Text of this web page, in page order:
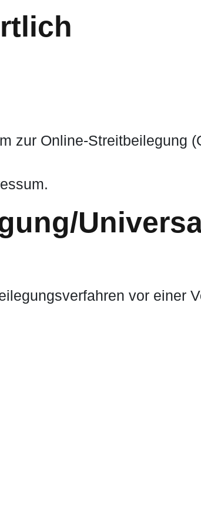
zur Online-Streitbeilegung
vor einer